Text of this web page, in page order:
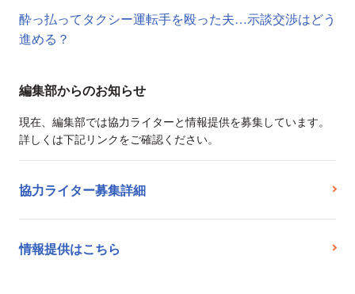
酔っ払ってタクシー運転手を殴った夫…示談交渉はどう
進める？
編集部からのお知らせ
現在、編集部では協力ライターと情報提供を募集しています。
詳しくは下記リンクをご確認ください。
協力ライター募集詳細
情報提供はこちら